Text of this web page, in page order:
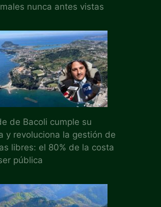
nunca antes vistas
de Bacoli cumple su
y revoluciona la gestión de
libres: el 80% de la costa
pública